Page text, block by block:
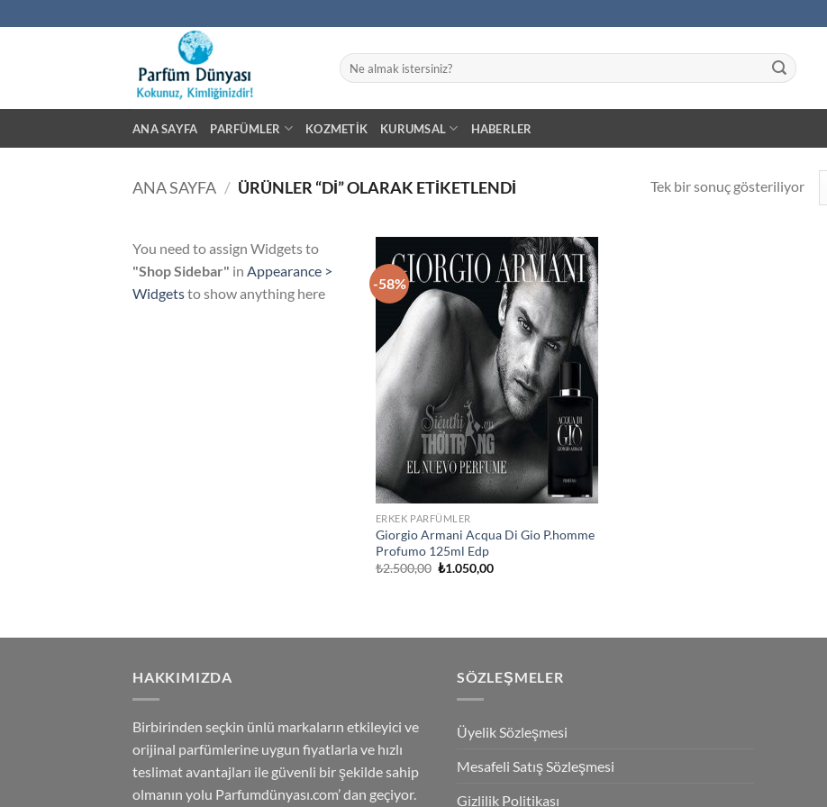
atla
Ara:
ANA SAYFA PARFÜMLER KOZMETIK KURUMSAL HABERLER
ANA SAYFA / ÜRÜNLER “DI” OLARAK ETIKETLENDI Tek bir sonuç gösteriliyor
You need to assign Widgets to
"Shop Sidebar" in Appearance >
Widgetsto show anything here
-58%
İstek
Listeme
ERKEK PARFÜMLER
Giorgio Armani Acqua Di Gio P.homme
Profumo 125ml Edp
₺2.500,00 Orijinal
₺1.050,00Şu
HAKKIMIZDA
Birbirinden seçkin ünlü markaların etkileyici ve
orijinal parfümlerine uygun fiyatlarla ve hızlı
teslimat avantajları ile güvenli bir şekilde sahip
olmanın yolu Parfumdünyası.com’ dan geçiyor.
SÖZLEŞMELER
Üyelik Sözleşmesi
Mesafeli Satış Sözleşmesi
Gizlilik Politikası